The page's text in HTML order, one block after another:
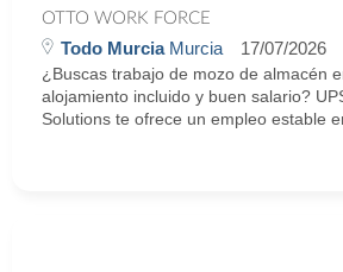
OTTO WORK FORCE
Todo MurciaMurcia 17/07/2026
¿Buscas trabajo de mozo de almacén
alojamiento incluido y buen salario?
Solutions te ofrece un empleo estable